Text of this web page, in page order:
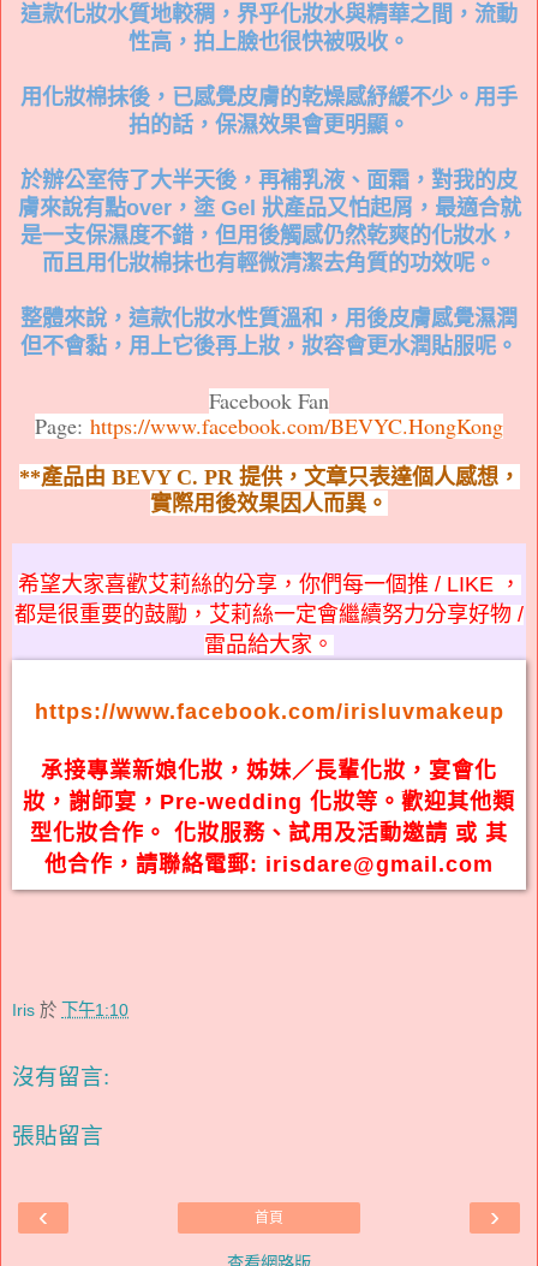
這款化妝水質地較稠，界乎化妝水與精華之間，流動
性高，拍上臉也很快被吸收。
用化妝棉抹後，已感覺皮膚的乾燥感紓緩不少。用手
拍的話，保濕效果會更明顯。
於辦公室待了大半天後，再補乳液、面霜，對我的皮
膚來說有點over，塗 Gel 狀產品又怕起屑，最適合就
是一支保濕度不錯，但用後觸感仍然乾爽的化妝水，
而且用化妝棉抹也有輕微清潔去角質的功效呢。
整體來說，這款化妝水性質溫和，用後皮膚感覺濕潤
但不會黏，用上它後再上妝，妝容會更水潤貼服呢。
Facebook Fan
Page: https://www.facebook.com/BEVYC.HongKong
**產品由 BEVY C. PR 提供， 文章只表達個人感想，
實際用後效果因人而異。
希望大家喜歡艾莉絲的分享，你們每一個推 / LIKE ，
都是很重要的鼓勵，艾莉絲一定會繼續努力分享好物 /
雷品給大家。
https://www.facebook.com/irisluvmakeup
承接專業新娘化妝，姊妹／長輩化妝，宴會化
妝，謝師宴，Pre-wedding 化妝等。歡迎其他類
型化妝合作。 化妝服務、試用及活動邀請 或 其
他合作，請聯絡電郵: irisdare@gmail.com
Iris 於 下午1:10
沒有留言:
張貼留言
‹ ›
首頁